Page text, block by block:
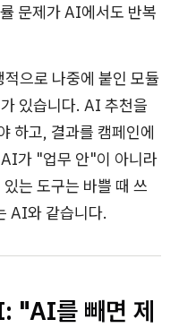
문제가 AI에서도 반복
으로 나중에 붙인 모듈
있습니다. AI 추천을
하고, 결과를 캠페인에
가 "업무 안"이 아니라
는 도구는 바쁠 때 쓰
AI와 같습니다.
"AI를 빼면 제